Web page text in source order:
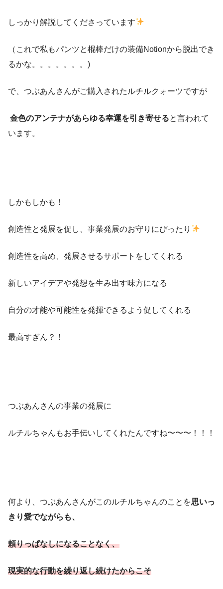
しっかり解説してくださっています
（これで私もパンツと棍棒だけの装備Notionから脱出でき
るかな。。。。。。。)
で、つぶあんさんがご購入されたルチルクォーツですが
金色のアンテナがあらゆる幸運を引き寄せると言われて
います。
しかもしかも！
創造性と発展を促し、事業発展のお守りにぴったり
創造性を高め、発展させるサポートをしてくれる
新しいアイデアや発想を生み出す味方になる
自分の才能や可能性を発揮できるよう促してくれる
最高すぎん？！
つぶあんさんの事業の発展に
ルチルちゃんもお手伝いしてくれたんですね〜〜〜！！！
何より、つぶあんさんがこのルチルちゃんのことを思いっ
きり愛でながらも、
頼りっぱなしになることなく、
現実的な行動を繰り返し続けたからこそ